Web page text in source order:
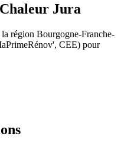
Jura
région Bourgogne-Franche-
CEE) pour